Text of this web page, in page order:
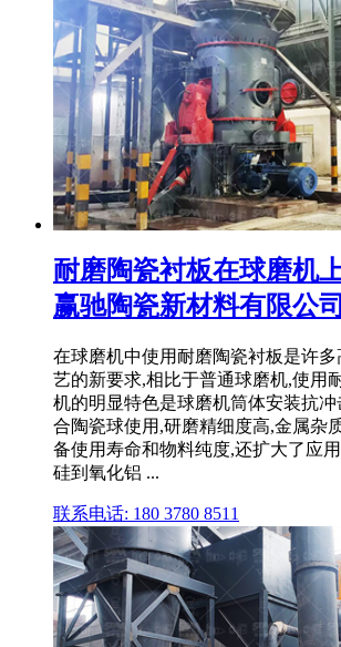
耐磨陶瓷衬板在球磨机
赢驰陶瓷新材料有限公司
在球磨机中使用耐磨陶瓷衬板是许
艺的新要求,相比于普通球磨机,使用
机的明显特色是球磨机筒体安装抗
合陶瓷球使用,研磨精细度高,金属杂
备使用寿命和物料纯度,还扩大了应
硅到氧化铝 ...
联系电话: 180 3780 8511